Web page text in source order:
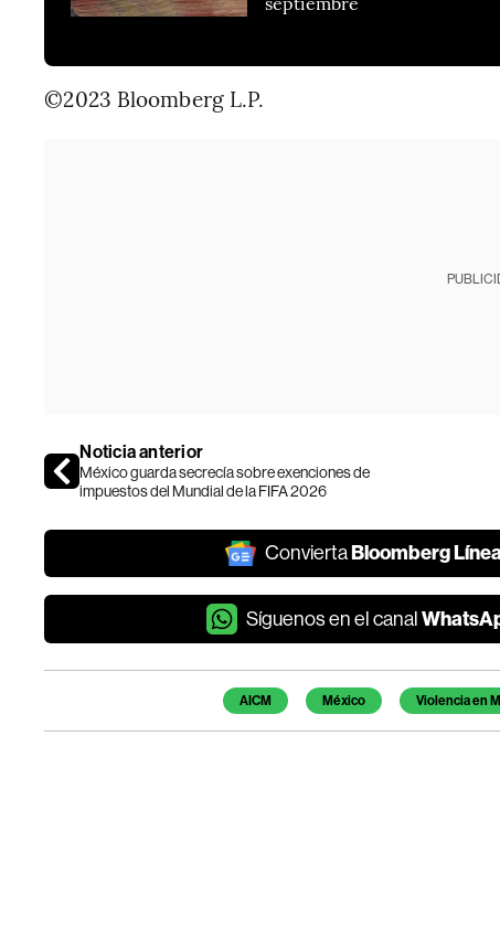
©2023 Bloomberg L.P.
Noticia anterior
México guarda secrecía sobre exenciones de
impuestos del Mundial de la FIFA 2026
ConviertaBloomberg
Síguenos en el canal
Temas de este artículo
AICM México Violencia en